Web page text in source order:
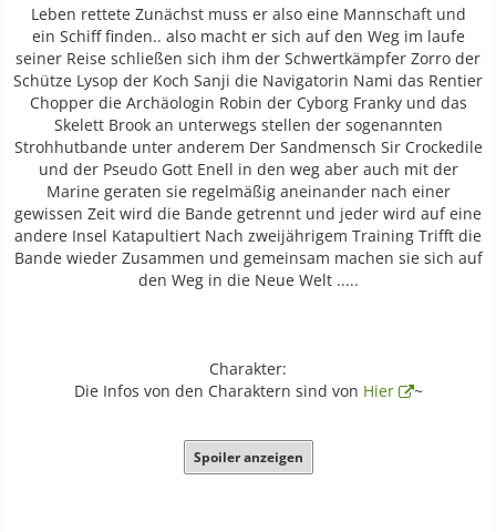
Leben rettete Zunächst muss er also eine Mannschaft und
ein Schiff finden.. also macht er sich auf den Weg im laufe
seiner Reise schließen sich ihm der Schwertkämpfer Zorro der
Schütze Lysop der Koch Sanji die Navigatorin Nami das Rentier
Chopper die Archäologin Robin der Cyborg Franky und das
Skelett Brook an unterwegs stellen der sogenannten
Strohhutbande unter anderem Der Sandmensch Sir Crockedile
und der Pseudo Gott Enell in den weg aber auch mit der
Marine geraten sie regelmäßig aneinander nach einer
gewissen Zeit wird die Bande getrennt und jeder wird auf eine
andere Insel Katapultiert Nach zweijährigem Training Trifft die
Bande wieder Zusammen und gemeinsam machen sie sich auf
den Weg in die Neue Welt .....
Charakter:
Die Infos von den Charaktern sind von Hier ~
Spoiler anzeigen